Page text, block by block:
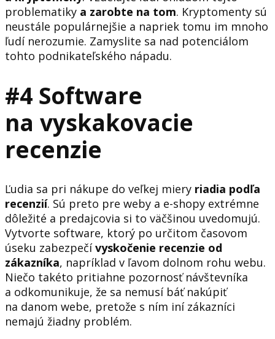
problematiky a zarobte na tom. Kryptomenty sú
neustále populárnejšie a napriek tomu im mnoho
ľudí nerozumie. Zamyslite sa nad potenciálom
tohto podnikateľského nápadu.
#4 Software
na vyskakovacie
recenzie
Ľudia sa pri nákupe do veľkej miery riadia podľa
recenzií. Sú preto pre weby a e-shopy extrémne
dôležité a predajcovia si to väčšinou uvedomujú.
Vytvorte software, ktorý po určitom časovom
úseku zabezpečívyskočenie recenzie od
zákazníka, napríklad v ľavom dolnom rohu webu.
Niečo takéto pritiahne pozornosť návštevníka
a odkomunikuje, že sa nemusí báť nakúpiť
na danom webe, pretože s ním iní zákazníci
nemajú žiadny problém.